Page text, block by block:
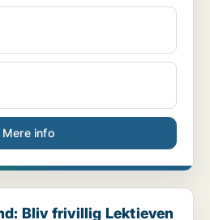
Mere info
Lektieven eller ...
Bliv frivillig Lektieven